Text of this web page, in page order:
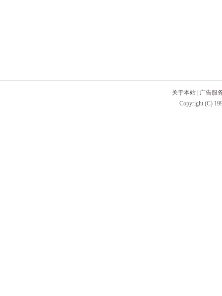
关于本站
广告服
Copyright (C)